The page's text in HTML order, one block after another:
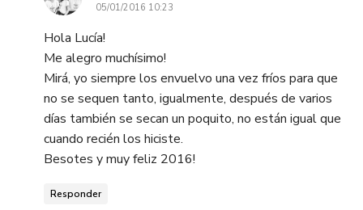
05/01/2016 10:23
Hola Lucía!
Me alegro muchísimo!
Mirá, yo siempre los envuelvo una vez fríos para que
no se sequen tanto, igualmente, después de varios
días también se secan un poquito, no están igual que
cuando recién los hiciste.
Besotes y muy feliz 2016!
Responder